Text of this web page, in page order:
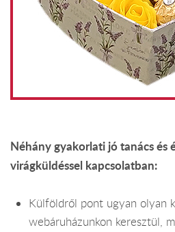
Néhány gyakorlati jó tanács és
virágküldéssel kapcsolatban:
Külföldről pont ugyan olyan
webáruházunkon keresztül,